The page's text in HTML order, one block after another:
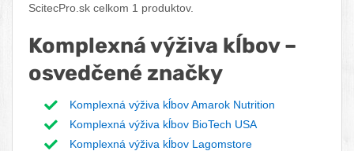
ScitecPro.sk celkom 1 produktov.
Komplexná výživa kĺbov –
osvedčené značky
Komplexná výživa kĺbov Amarok Nutrition
Komplexná výživa kĺbov BioTech USA
Komplexná výživa kĺbov Lagomstore